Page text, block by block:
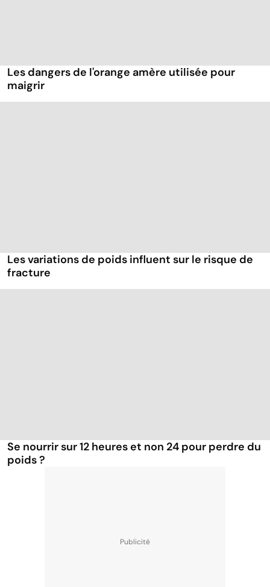
Les dangers de l'orange amère utilisée pour
maigrir
Les variations de poids influent sur le risque de
fracture
Se nourrir sur 12 heures et non 24 pour perdre du
poids ?